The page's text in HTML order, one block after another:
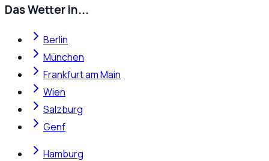
Das Wetter in...
Berlin
München
Frankfurt am Main
Wien
Salzburg
Genf
Hamburg